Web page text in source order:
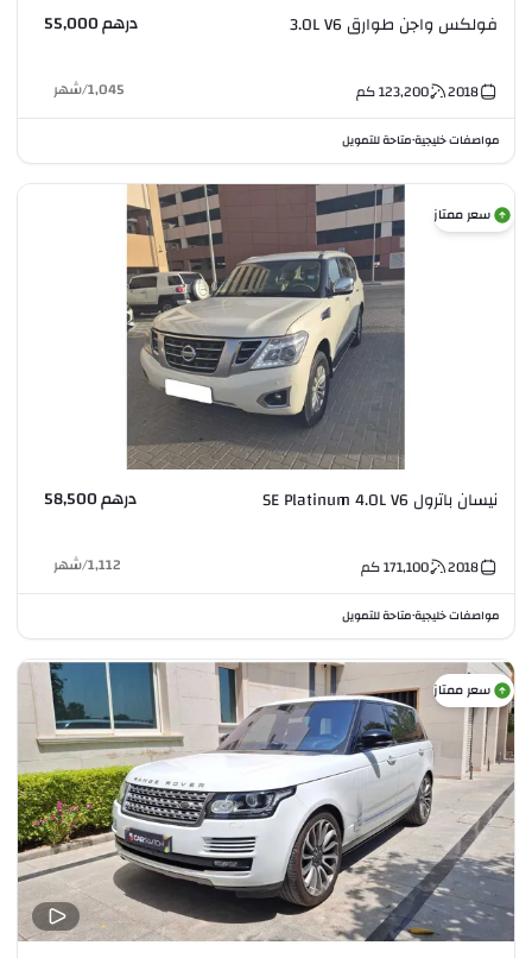
فولكس واجن طوارق 3.0L V6 درهم 55,000
2018
123,200كم 1,045
/شهر
مواصفات خليجية•متاحة للتمويل
سعر ممتاز
نيسان باترول SE Platinum 4.0L V6 درهم 58,500
2018
171,100كم 1,112
/شهر
مواصفات خليجية•متاحة للتمويل
سعر ممتاز